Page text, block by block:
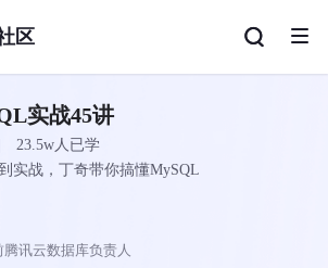
区
实战45讲
人已学
实战，丁奇带你搞懂MySQL
腾讯云数据库负责人